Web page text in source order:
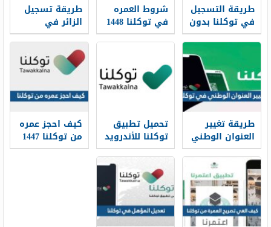
طريقة التسجيل
في توكلنا بدون
رقم جوال 1448
شروط العمره
في توكلنا 1448
الجديدة
طريقة تسجيل
الزائر في
تطبيق توكلنا
1448
طريقة تغيير
العنوان الوطني
في توكلنا 1448
تحميل تطبيق
توكلنا للأندرويد
والآيفون
كيف احجز عمره
من توكلنا 1447